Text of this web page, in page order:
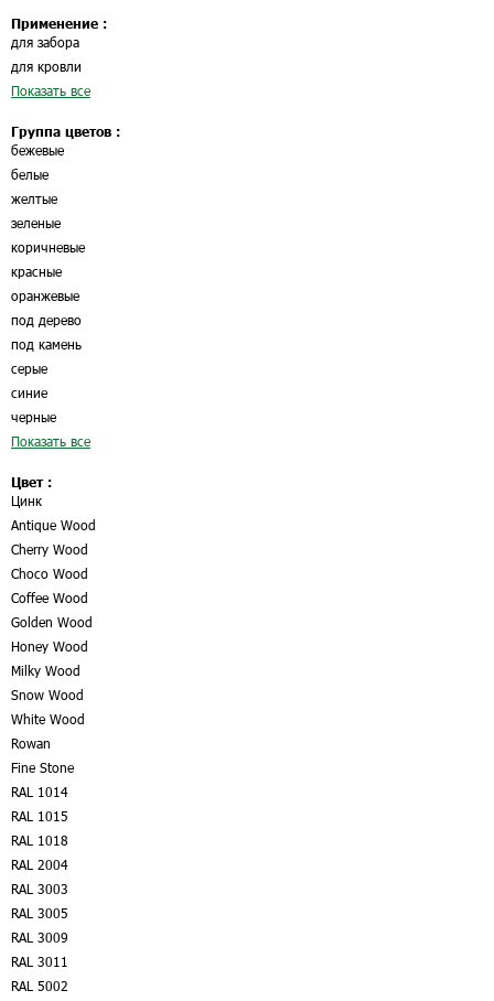
Применение :
для забора
для кровли
Показать все
Группа цветов :
бежевые
белые
желтые
зеленые
коричневые
красные
оранжевые
под дерево
под камень
серые
синие
черные
Показать все
Цвет :
Цинк
Antique Wood
Cherry Wood
Choco Wood
Coffee Wood
Golden Wood
Honey Wood
Milky Wood
Snow Wood
White Wood
Rowan
Fine Stone
RAL 1014
RAL 1015
RAL 1018
RAL 2004
RAL 3003
RAL 3005
RAL 3009
RAL 3011
RAL 5002